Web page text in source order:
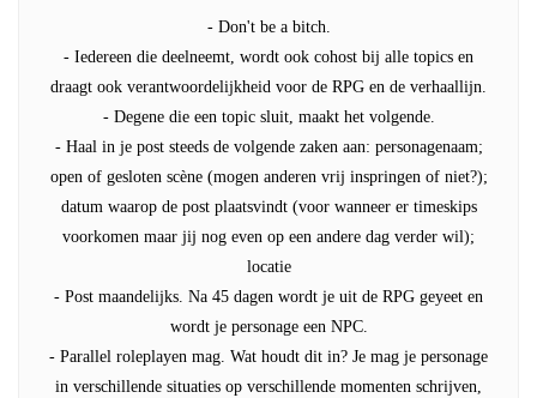
- Don't be a bitch.
- Iedereen die deelneemt, wordt ook cohost bij alle topics en
draagt ook verantwoordelijkheid voor de RPG en de verhaallijn.
- Degene die een topic sluit, maakt het volgende.
- Haal in je post steeds de volgende zaken aan: personagenaam;
open of gesloten scène (mogen anderen vrij inspringen of niet?);
datum waarop de post plaatsvindt (voor wanneer er timeskips
voorkomen maar jij nog even op een andere dag verder wil);
locatie
- Post maandelijks. Na 45 dagen wordt je uit de RPG geyeet en
wordt je personage een NPC.
- Parallel roleplayen mag. Wat houdt dit in? Je mag je personage
in verschillende situaties op verschillende momenten schrijven,